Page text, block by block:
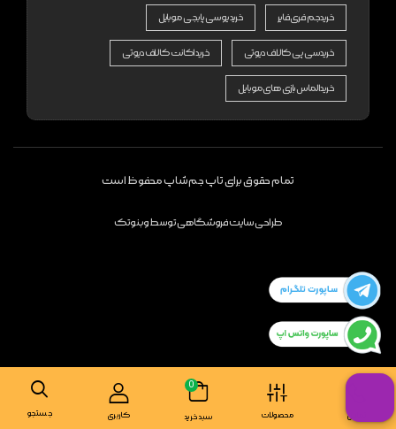
خرید جم فری فایر خرید یوسی پابجی موبایل
خرید سی پی کالاف دیوتی خرید اکانت کالاف دیوتی
خرید الماس بازی های موبایل
تمام حقوق برای تاپ جم شاپ محفوظ است
طراحی سایت فروشگاهیتوسطوبنوتک
تماس محصولات
0
سبد خرید کاربری جستجو